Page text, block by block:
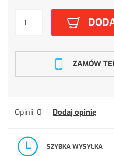
ZAMÓW
Opinii: 0 Dodaj opinię
SZYBKA WYSYŁKA